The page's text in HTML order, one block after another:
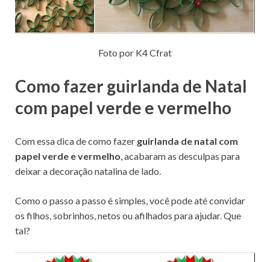
Foto por K4 Cfrat
Como fazer guirlanda de Natal
com papel verde e vermelho
Com essa dica de como fazer guirlanda de natal com
papel verde e vermelho, acabaram as desculpas para
deixar a decoração natalina de lado.
Como o passo a passo é simples, você pode até convidar
os filhos, sobrinhos, netos ou afilhados para ajudar. Que
tal?